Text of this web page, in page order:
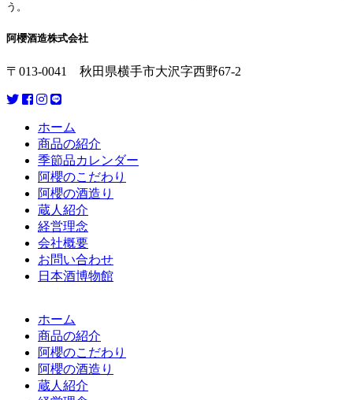
う。
阿櫻酒造株式会社
〒013-0041 秋田県横手市大沢字西野67-2
ホーム
商品の紹介
季節品カレンダー
阿櫻のこだわり
阿櫻の酒造り
蔵人紹介
経営理念
会社概要
お問い合わせ
日本酒博物館
ホーム
商品の紹介
阿櫻のこだわり
阿櫻の酒造り
蔵人紹介